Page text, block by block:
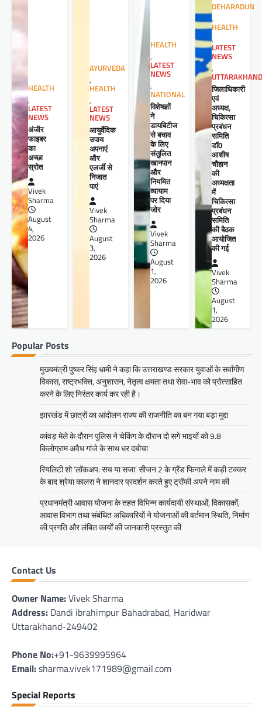
HEALTH
,
LATEST
NEWS
अंजीर
फाइबर
का
अच्छा
स्रोत
Vivek
Sharma
August
4,
2026
AYURVEDA
,
HEALTH
,
LATEST
NEWS
आयुर्वेदिक
उपाय
अपनाएं
और
एलर्जी से
निजात
पाएं
Vivek
Sharma
August
3,
2026
HEALTH
,
LATEST
NEWS
,
NATIONAL
विशेषज्ञों
ने
डायबिटीज
से बचाव
के लिए
संतुलित
खानपान
और
नियमित
व्यायाम
पर दिया
जोर
Vivek
Sharma
August
1,
2026
DEHARADUN
,
HEALTH
,
LATEST
NEWS
,
UTTARAKHAND
जिलाधिकारी
एवं
अध्यक्ष,
चिकित्सा
प्रबंधन
समिति
डॉ0
आशीष
चौहान
की
अध्यक्षता
में
चिकित्सा
प्रबंधन
समिति
की बैठक
आयोजित
की गई
Vivek
Sharma
August
1,
2026
Popular Posts
मुख्यमंत्री पुष्कर सिंह धामी ने कहा कि उत्तराखण्ड सरकार युवाओं के सर्वांगीण
विकास, राष्ट्रभक्ति, अनुशासन, नेतृत्व क्षमता तथा सेवा-भाव को प्रोत्साहित
करने के लिए निरंतर कार्य कर रही है।
झारखंड में छात्रों का आंदोलन राज्य की राजनीति का बन गया बड़ा मुद्दा
कांवड़ मेले के दौरान पुलिस ने चेकिंग के दौरान दो सगे भाइयों को 9.8
किलोग्राम अवैध गांजे के साथ धर दबोचा
रियलिटी शो ‘लॉकअप: सच या सजा’ सीजन 2 के ग्रैंड फिनाले में कड़ी टक्कर
के बाद श्रेया कालरा ने शानदार प्रदर्शन करते हुए ट्रॉफी अपने नाम की
प्रधानमंत्री आवास योजना के तहत विभिन्न कार्यदायी संस्थाओं, विकासकों,
आवास विभाग तथा संबंधित अधिकारियों ने योजनाओं की वर्तमान स्थिति, निर्माण
की प्रगति और लंबित कार्यों की जानकारी प्रस्तुत की
Contact Us
Owner Name:Vivek Sharma
Address: Dandi ibrahimpur Bahadrabad, Haridwar
Uttarakhand-249402
Phone No:+91-9639995964
Email:sharma.vivek171989@gmail.com
Special Reports